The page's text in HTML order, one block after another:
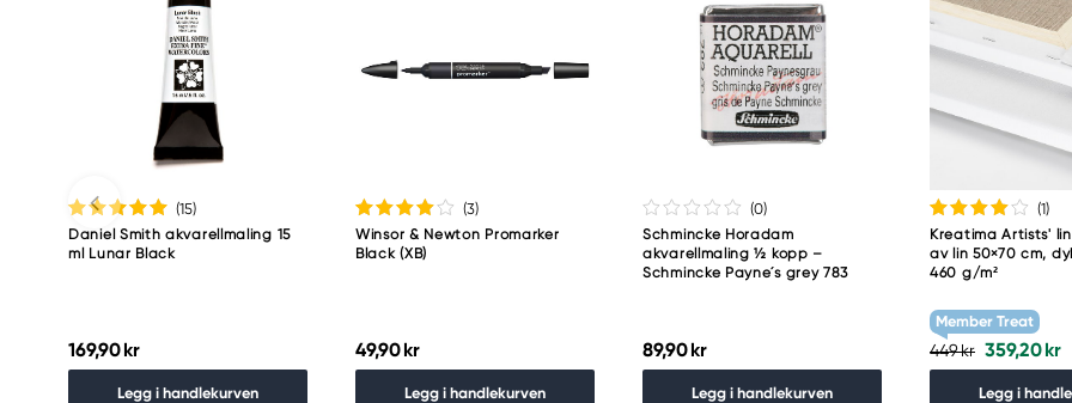
(15)
Daniel Smith akvarellmaling 15
ml Lunar Black
169,90 kr
Legg i handlekurven
(3)
Winsor & Newton Promarker
Black (XB)
49,90 kr
Legg i handlekurven
(0)
Schmincke Horadam
akvarellmaling ½ kopp –
Schmincke Payne´s grey 783
89,90 kr
Legg i handlekurven
(1)
Kreatima Artists'
av lin 50×70 cm,
460 g/m²
Member Treat
449 kr 359,20 kr
Legg i